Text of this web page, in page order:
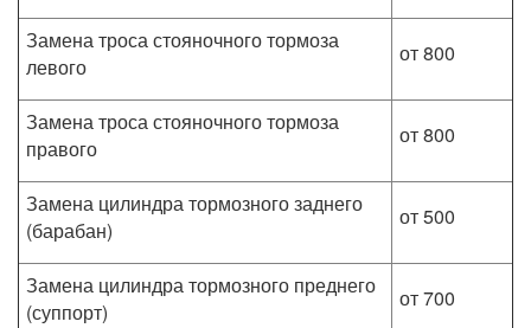
Замена троса стояночного тормоза
левого
от 800
Замена троса стояночного тормоза
правого
от 800
Замена цилиндра тормозного заднего
(барабан)
от 500
Замена цилиндра тормозного преднего
(суппорт)
от 700